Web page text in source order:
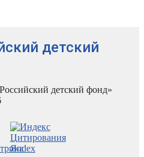
детский
детский фонд»